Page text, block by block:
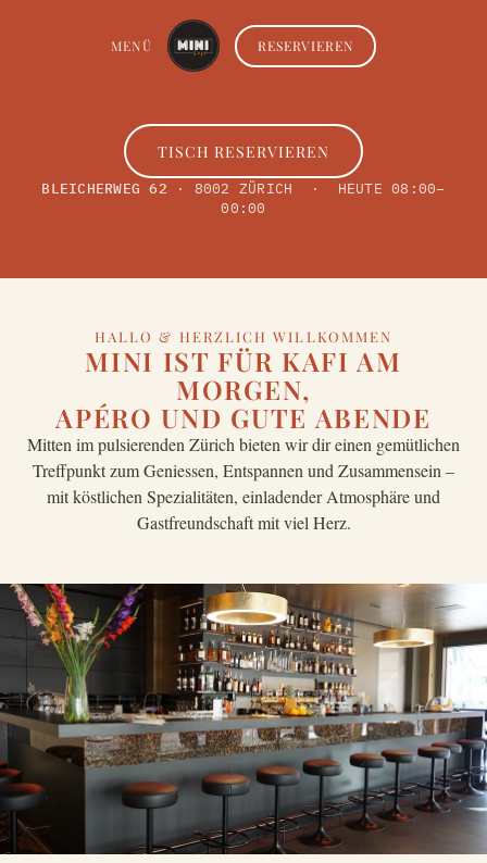
MENÜ RESERVIEREN
ZÜRICH · KLEIN · FEIN · GENAU DEIN ORT · MITTEN IN ZÜRICH ·
TISCH RESERVIEREN
BLEICHERWEG 62 · 8002 ZÜRICH · HEUTE 08:00–
00:00
HALLO & HERZLICH WILLKOMMEN
MINI IST FÜR KAFI AM
MORGEN,
APÉRO UND GUTE ABENDE
Mitten im pulsierenden Zürich bieten wir dir einen gemütlichen
Treffpunkt zum Geniessen, Entspannen und Zusammensein –
mit köstlichen Spezialitäten, einladender Atmosphäre und
Gastfreundschaft mit viel Herz.